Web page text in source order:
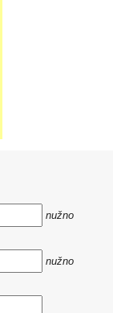
nužno
nužno